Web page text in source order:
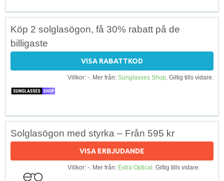
Köp 2 solglasögon, få 30% rabatt på de
billigaste
VISA RABATTKOD
Villkor: -. Mer från: Sunglasses Shop. Giltig tills vidare.
Solglasögon med styrka – Från 595 kr
VISA ERBJUDANDE
Villkor: -. Mer från: Extra Optical. Giltig tills vidare.